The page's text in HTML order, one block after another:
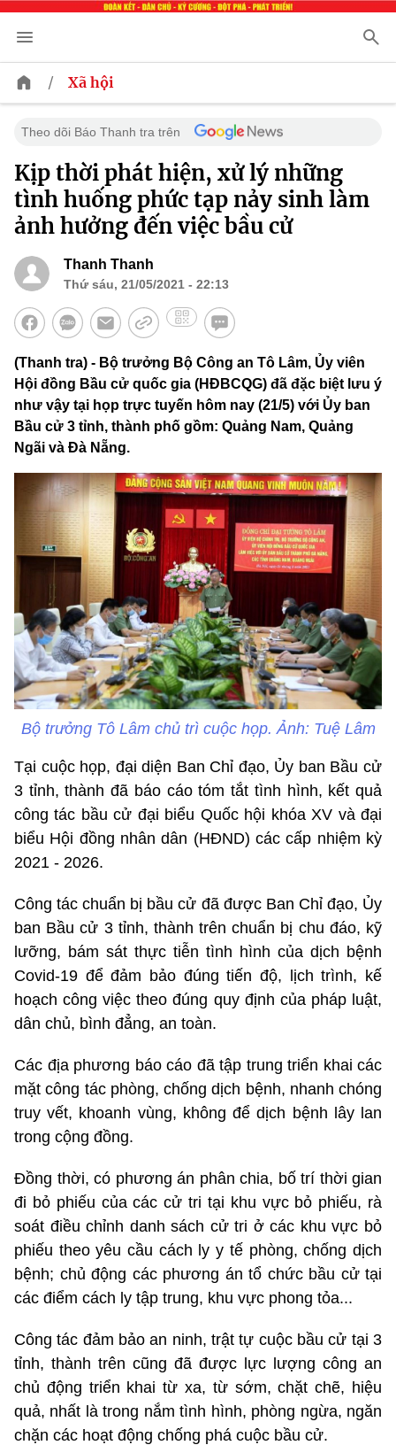
/ Xã hội
Theo dõi Báo Thanh tra trên
Kịp thời phát hiện, xử lý những
tình huống phức tạp nảy sinh làm
ảnh hưởng đến việc bầu cử
Thanh Thanh
Thứ sáu, 21/05/2021 - 22:13
(Thanh tra) - Bộ trưởng Bộ Công an Tô Lâm, Ủy viên
Hội đồng Bầu cử quốc gia (HĐBCQG) đã đặc biệt lưu ý
như vậy tại họp trực tuyến hôm nay (21/5) với Ủy ban
Bầu cử 3 tỉnh, thành phố gồm: Quảng Nam, Quảng
Ngãi và Đà Nẵng.
Bộ trưởng Tô Lâm chủ trì cuộc họp. Ảnh: Tuệ Lâm
Tại cuộc họp, đại diện Ban Chỉ đạo, Ủy ban Bầu cử
3 tỉnh, thành đã báo cáo tóm tắt tình hình, kết quả
công tác bầu cử đại biểu Quốc hội khóa XV và đại
biểu Hội đồng nhân dân (HĐND) các cấp nhiệm kỳ
2021 - 2026.
Công tác chuẩn bị bầu cử đã được Ban Chỉ đạo, Ủy
ban Bầu cử 3 tỉnh, thành trên chuẩn bị chu đáo, kỹ
lưỡng, bám sát thực tiễn tình hình của dịch bệnh
Covid-19 để đảm bảo đúng tiến độ, lịch trình, kế
hoạch công việc theo đúng quy định của pháp luật,
dân chủ, bình đẳng, an toàn.
Các địa phương báo cáo đã tập trung triển khai các
mặt công tác phòng, chống dịch bệnh, nhanh chóng
truy vết, khoanh vùng, không để dịch bệnh lây lan
trong cộng đồng.
Đồng thời, có phương án phân chia, bố trí thời gian
đi bỏ phiếu của các cử tri tại khu vực bỏ phiếu, rà
soát điều chỉnh danh sách cử tri ở các khu vực bỏ
phiếu theo yêu cầu cách ly y tế phòng, chống dịch
bệnh; chủ động các phương án tổ chức bầu cử tại
các điểm cách ly tập trung, khu vực phong tỏa...
Công tác đảm bảo an ninh, trật tự cuộc bầu cử tại 3
tỉnh, thành trên cũng đã được lực lượng công an
chủ động triển khai từ xa, từ sớm, chặt chẽ, hiệu
quả, nhất là trong nắm tình hình, phòng ngừa, ngăn
chặn các hoạt động chống phá cuộc bầu cử.